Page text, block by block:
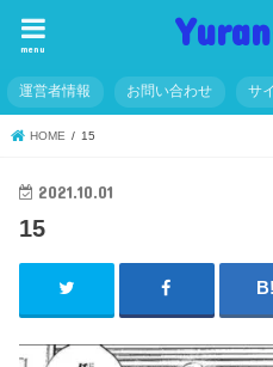
menu
運営者情報 お問い合わせ サ
HOME 15
2021.10.01
15